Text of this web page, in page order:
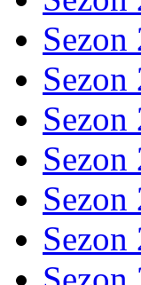
Sezon
Sezon